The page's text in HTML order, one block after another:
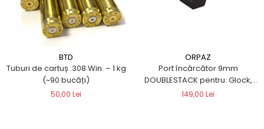
BTD
Tuburi de cartuș .308 Win. – 1 kg
(~90 bucăți)
50,00 Lei
ORPAZ
Port încărcător 9mm
DOUBLESTACK pentru: Glock,
Beretta, CZ, S&W, HK, Colt, Sig
149,00 Lei